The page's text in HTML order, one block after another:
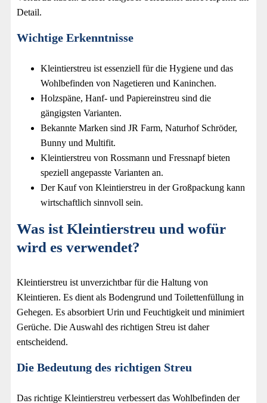
Detail.
Wichtige Erkenntnisse
Kleintierstreu ist essenziell für die Hygiene und das
Wohlbefinden von Nagetieren und Kaninchen.
Holzspäne, Hanf- und Papiereinstreu sind die
gängigsten Varianten.
Bekannte Marken sind JR Farm, Naturhof Schröder,
Bunny und Multifit.
Kleintierstreu von Rossmann und Fressnapf bieten
speziell angepasste Varianten an.
Der Kauf von Kleintierstreu in der Großpackung kann
wirtschaftlich sinnvoll sein.
Was ist Kleintierstreu und wofür
wird es verwendet?
Kleintierstreu ist unverzichtbar für die Haltung von
Kleintieren. Es dient als Bodengrund und Toilettenfüllung in
Gehegen. Es absorbiert Urin und Feuchtigkeit und minimiert
Gerüche. Die Auswahl des richtigen Streu ist daher
entscheidend.
Die Bedeutung des richtigen Streu
Das richtige Kleintierstreu verbessert das Wohlbefinden der